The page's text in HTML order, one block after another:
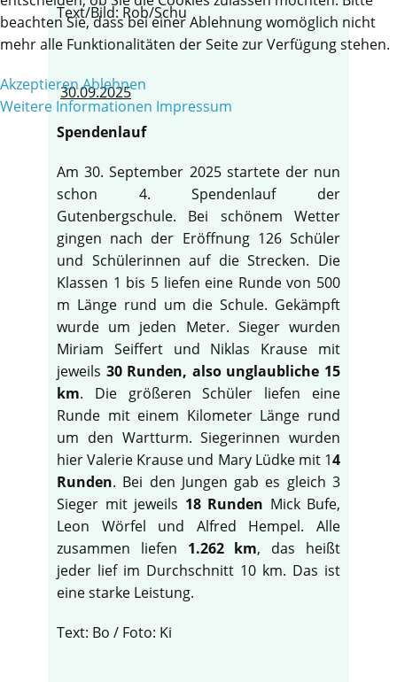
Text/Bild: Rob/Schu
30.09.2025
Spendenlauf
Am 30. September 2025 startete der nun
schon 4. Spendenlauf der
Gutenbergschule. Bei schönem Wetter
gingen nach der Eröffnung 126 Schüler
und Schülerinnen auf die Strecken. Die
Klassen 1 bis 5 liefen eine Runde von 500
m Länge rund um die Schule. Gekämpft
wurde um jeden Meter. Sieger wurden
Miriam Seiffert und Niklas Krause mit
jeweils 30 Runden, also unglaubliche 15
km. Die größeren Schüler liefen eine
Runde mit einem Kilometer Länge rund
um den Wartturm. Siegerinnen wurden
hier Valerie Krause und Mary Lüdke mit 14
Runden. Bei den Jungen gab es gleich 3
Sieger mit jeweils 18 Runden Mick Bufe,
Leon Wörfel und Alfred Hempel. Alle
zusammen liefen 1.262 km, das heißt
jeder lief im Durchschnitt 10 km. Das ist
eine starke Leistung.
Text: Bo / Foto: Ki
beachten Sie, dass bei einer Ablehnung womöglich nicht
mehr alle Funktionalitäten der Seite zur Verfügung stehen.
Akzeptieren Ablehnen
Weitere Informationen Impressum